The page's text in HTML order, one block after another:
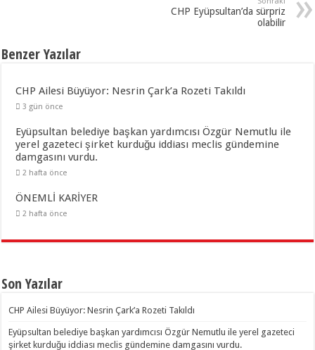
CHP Eyüpsultan’da sürpriz
olabilir
Benzer Yazılar
CHP Ailesi Büyüyor: Nesrin Çark’a Rozeti Takıldı
3 gün önce
Eyüpsultan belediye başkan yardımcısı Özgür Nemutlu ile
yerel gazeteci şirket kurduğu iddiası meclis gündemine
damgasını vurdu.
2 hafta önce
ÖNEMLİ KARİYER
2 hafta önce
Son Yazılar
CHP Ailesi Büyüyor: Nesrin Çark’a Rozeti Takıldı
Eyüpsultan belediye başkan yardımcısı Özgür Nemutlu ile yerel gazeteci
şirket kurduğu iddiası meclis gündemine damgasını vurdu.